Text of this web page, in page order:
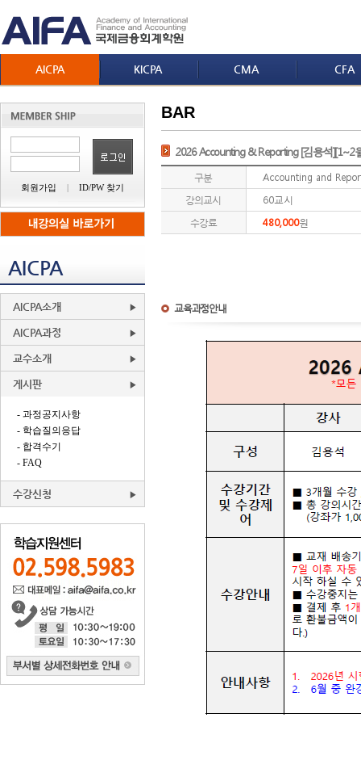
AICPA KICPA CMA CFA
회원가입 | ID/PW 찾기
AICPA
AICPA소개
AICPA과정
교수소개
게시판
- 과정공지사항
- 학습질의응답
- 합격수기
- FAQ
수강신청
BAR
2026 Accounting & Reporting [김용석][1~2
구분
Accounting and
강의교시
60교시
수강료
480,000원
교육과정안내